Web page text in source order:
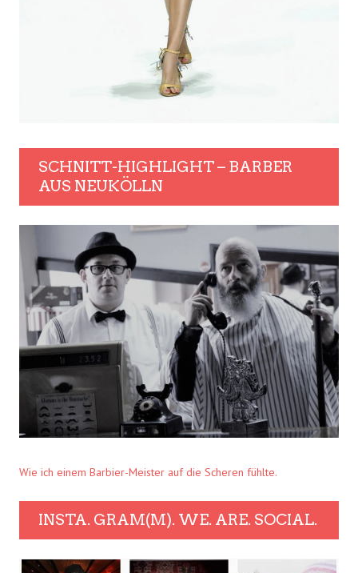
SCHNITT-HIGHLIGHT – BARBER
AUS NEUKÖLLN
Wie ich einem Barbier-Meister auf die Scheren fühlte.
INSTA. GRAM(M). WE. ARE. SOCIAL.